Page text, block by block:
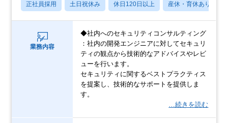
正社員採用 土日祝休み 休日120日以上 産休・育休あり
業務内容
◆社内へのセキュリティコンサルティング
：社内の開発エンジニアに対してセキュリ
ティの観点から技術的なアドバイスやレビ
ューを行います。
セキュリティに関するベストプラクティス
を提案し、技術的なサポートを提供しま
す。
…続きを読む